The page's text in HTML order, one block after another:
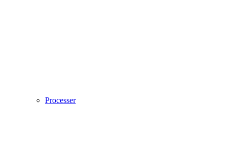
Processer